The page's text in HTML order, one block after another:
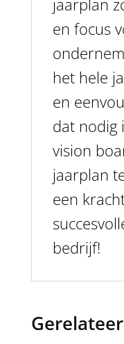
jaarplan
en focus
het hele
en
dat nodig
vision
jaarplan
een
bedrijf!